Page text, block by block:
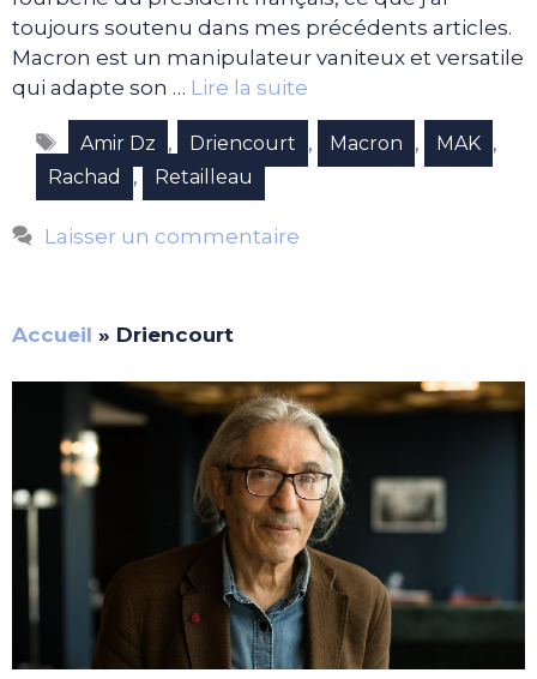
toujours soutenu dans mes précédents articles.
Macron est un manipulateur vaniteux et versatile
qui adapte son … Lire la suite
Étiquettes
Amir Dz , Driencourt , Macron , MAK ,
Rachad , Retailleau
Laisser un commentaire
Accueil » Driencourt